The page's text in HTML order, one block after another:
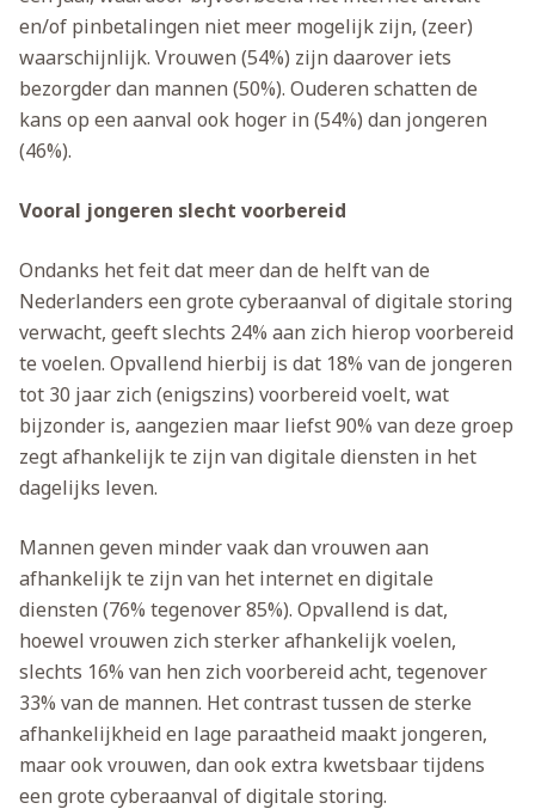
en/of pinbetalingen niet meer mogelijk zijn, (zeer)
waarschijnlijk. Vrouwen (54%) zijn daarover iets
bezorgder dan mannen (50%). Ouderen schatten de
kans op een aanval ook hoger in (54%) dan jongeren
(46%).
Vooral jongeren slecht voorbereid
Ondanks het feit dat meer dan de helft van de
Nederlanders een grote cyberaanval of digitale storing
verwacht, geeft slechts 24% aan zich hierop voorbereid
te voelen. Opvallend hierbij is dat 18% van de jongeren
tot 30 jaar zich (enigszins) voorbereid voelt, wat
bijzonder is, aangezien maar liefst 90% van deze groep
zegt afhankelijk te zijn van digitale diensten in het
dagelijks leven.
Mannen geven minder vaak dan vrouwen aan
afhankelijk te zijn van het internet en digitale
diensten (76% tegenover 85%). Opvallend is dat,
hoewel vrouwen zich sterker afhankelijk voelen,
slechts 16% van hen zich voorbereid acht, tegenover
33% van de mannen. Het contrast tussen de sterke
afhankelijkheid en lage paraatheid maakt jongeren,
maar ook vrouwen, dan ook extra kwetsbaar tijdens
een grote cyberaanval of digitale storing.